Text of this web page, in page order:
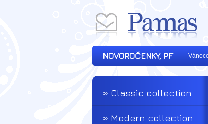
NOVOROČENKY, PF
» Classic collection
» Modern collection